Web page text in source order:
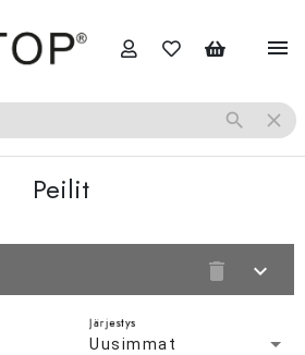
menu
search close
Peilit
delete expand_more
Uusimmat
Järjestys